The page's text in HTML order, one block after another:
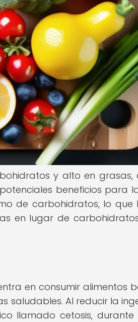
y alto en grasas,
beneficios para
de carbohidratos, lo que
en lugar de
en consumir alimentos
saludables. Al reducir la
llamado cetosis, durante